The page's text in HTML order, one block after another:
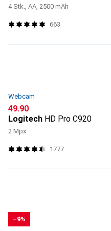
4 Stk., AA, 2500 mAh
663
Webcam
CHF
49.90
Logitech HD Pro C920
2 Mpx
1777
−9%